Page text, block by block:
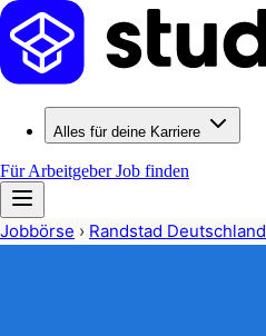
Alles für deine Karriere
Für ArbeitgeberJob finden
Jobbörse › Randstad Deutschland